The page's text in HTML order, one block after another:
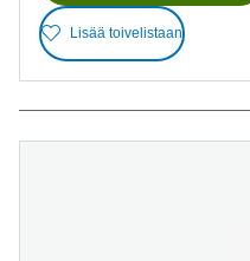
Lisää toivelistaan